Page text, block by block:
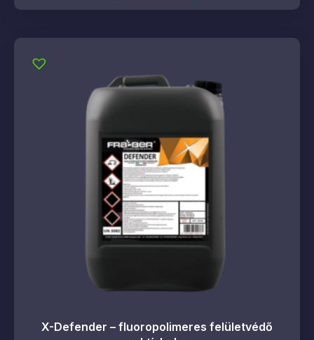
X-Defender – fluoropolimeres felületvédő